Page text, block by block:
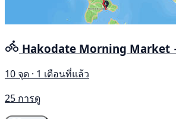
Hakodate Morning Market
10 จุด · 1 เดือนที่แล้ว
25 การดู